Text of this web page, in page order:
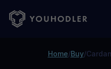
Home/Buy/